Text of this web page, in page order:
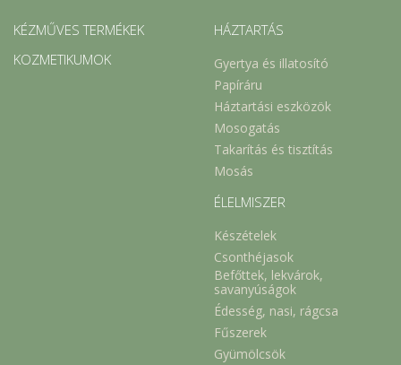
KÉZMŰVES TERMÉKEK
KOZMETIKUMOK
HÁZTARTÁS
Gyertya és illatosító
Papíráru
Háztartási eszközök
Mosogatás
Takarítás és tisztítás
Mosás
ÉLELMISZER
Készételek
Csonthéjasok
Befőttek, lekvárok,
savanyúságok
Édesség, nasi, rágcsa
Fűszerek
Gyümölcsök